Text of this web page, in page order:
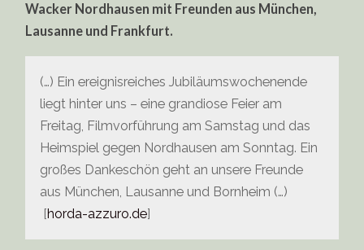
Wacker Nordhausen mit Freunden aus München,
Lausanne und Frankfurt.
(…) Ein ereignisreiches Jubiläumswochenende
liegt hinter uns – eine grandiose Feier am
Freitag, Filmvorführung am Samstag und das
Heimspiel gegen Nordhausen am Sonntag. Ein
großes Dankeschön geht an unsere Freunde
aus München, Lausanne und Bornheim (…)
[horda-azzuro.de]